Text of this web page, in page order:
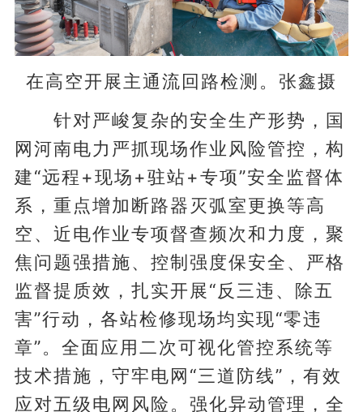
在高空开展主通流回路检测。张鑫摄
针对严峻复杂的安全生产形势，国
网河南电力严抓现场作业风险管控，构
建“远程+现场+驻站+专项”安全监督体
系，重点增加断路器灭弧室更换等高
空、近电作业专项督查频次和力度，聚
焦问题强措施、控制强度保安全、严格
监督提质效，扎实开展“反三违、除五
害”行动，各站检修现场均实现“零违
章”。全面应用二次可视化管控系统等
技术措施，守牢电网“三道防线”，有效
应对五级电网风险。强化异动管理，全